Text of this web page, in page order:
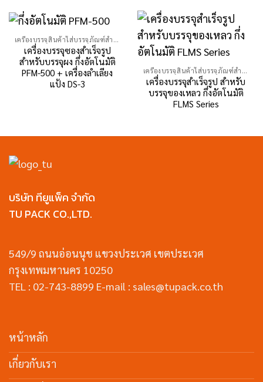
เครื่องบรรจุสินค้าใส่บรรจุภัณฑ์สำเร็จรูป
เครื่องบรรจุซองสำเร็จรูป
สำหรับบรรจุผง กึ่งอัตโนมัติ
PFM-500 + เครื่องลำเลียง
แป้ง DS-3
เครื่องบรรจุสินค้าใส่บรรจุภัณฑ์สำเร็จรูป
เครื่องบรรจุสำเร็จรูป สำหรับ
บรรจุของเหลว กึ่งอัตโนมัติ
FLMS Series
บริษัท ทียูแพ็ค จำกัด
TU PACK CO.,LTD.
549/9 ถนนอ่อนนุช แขวงประเวศ เขตประเวศ
กรุงเทพมหานคร 10250
TEL : 02-743-8899 E-mail : sales@tupack.co.th
หน้าหลัก
เกี่ยวกับเรา